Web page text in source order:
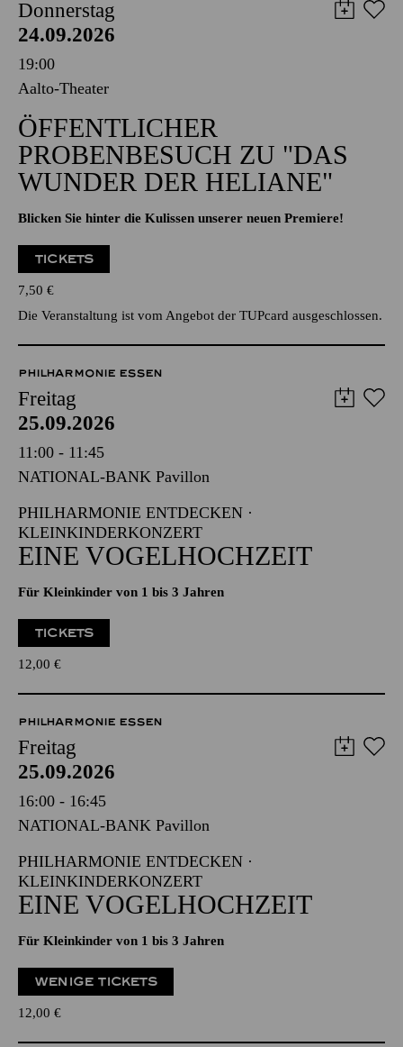
Donnerstag
24.09.2026
19:00
Aalto-Theater
ÖFFENTLICHER
PROBENBESUCH ZU "DAS
WUNDER DER HELIANE"
Blicken Sie hinter die Kulissen unserer neuen Premiere!
TICKETS
7,50 €
Die Veranstaltung ist vom Angebot der TUPcard ausgeschlossen.
PHILHARMONIE ESSEN
Freitag
25.09.2026
11:00 - 11:45
NATIONAL-BANK Pavillon
PHILHARMONIE ENTDECKEN ·
KLEINKINDERKONZERT
EINE VOGELHOCHZEIT
Für Kleinkinder von 1 bis 3 Jahren
TICKETS
12,00 €
PHILHARMONIE ESSEN
Freitag
25.09.2026
16:00 - 16:45
NATIONAL-BANK Pavillon
PHILHARMONIE ENTDECKEN ·
KLEINKINDERKONZERT
EINE VOGELHOCHZEIT
Für Kleinkinder von 1 bis 3 Jahren
WENIGE TICKETS
12,00 €